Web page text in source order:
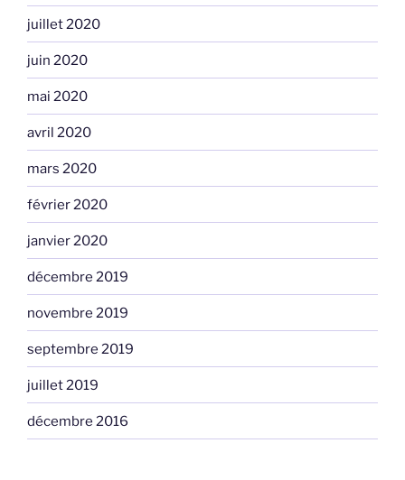
juillet 2020
juin 2020
mai 2020
avril 2020
mars 2020
février 2020
janvier 2020
décembre 2019
novembre 2019
septembre 2019
juillet 2019
décembre 2016